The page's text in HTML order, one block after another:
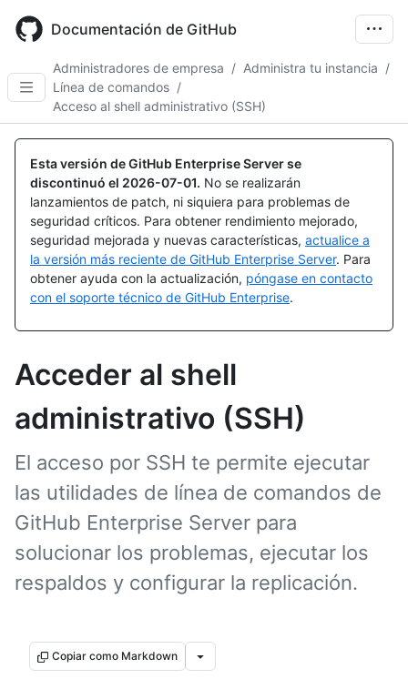
main
Documentación de GitHub
Administradores de empresa / Administra tu instancia /
Línea de comandos /
Acceso al shell administrativo (SSH)
Esta versión de GitHub Enterprise Server se
discontinuó el 2026-07-01. No se realizarán
lanzamientos de patch, ni siquiera para problemas de
seguridad críticos. Para obtener rendimiento mejorado,
seguridad mejorada y nuevas características, actualice a
la versión más reciente de GitHub Enterprise Server. Para
obtener ayuda con la actualización, póngase en contacto
con el soporte técnico de GitHub Enterprise.
Acceder al shell
administrativo (SSH)
El acceso por SSH te permite ejecutar
las utilidades de línea de comandos de
GitHub Enterprise Server para
solucionar los problemas, ejecutar los
respaldos y configurar la replicación.
Copiar como Markdown